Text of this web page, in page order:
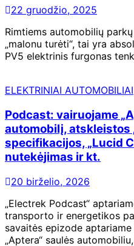
22 gruodžio, 2025
Rimtiems automobilių
„malonu turėti“, tai yra
PV5 elektrinis furgonas
ELEKTRINIAI AUTOMOBILIAI
Podcast: vairuojame
automobilį, atskleistos
specifikacijos, „Lucid
nutekėjimas ir kt.
20 birželio, 2026
„Electrek Podcast“
transporto ir energetikos
savaitės epizode
„Aptera“ saulės